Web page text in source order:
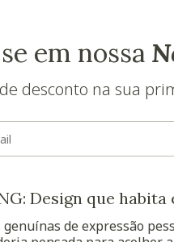
em nossa
desconto na sua
Design que habita
de expressão